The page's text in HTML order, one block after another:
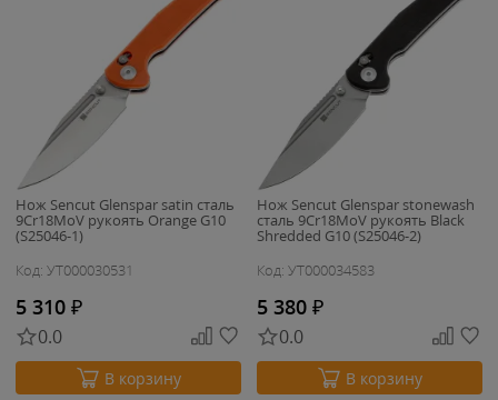
Нож Sencut Glenspar satin сталь
9Cr18MoV рукоять Orange G10
(S25046-1)
Код: УТ000030531
5 310 ₽
0.0
В корзину
Нож Sencut Glenspar stonewash
сталь 9Cr18MoV рукоять Black
Shredded G10 (S25046-2)
Код: УТ000034583
5 380 ₽
0.0
В корзину